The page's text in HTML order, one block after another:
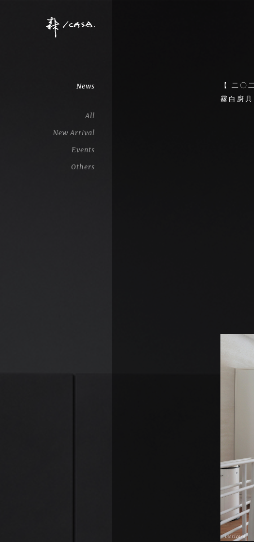
News
All
New Arrival
Events
Others
【 二
霧白廚